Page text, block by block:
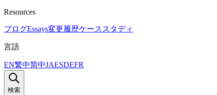
Resources
ブログEssays変更履歴ケーススタディ
言語
EN繁中简中JAESDEFR
検索